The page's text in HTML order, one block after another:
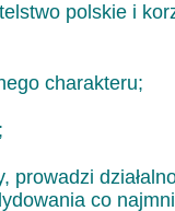
polskie i
charakteru;
prowadzi
co